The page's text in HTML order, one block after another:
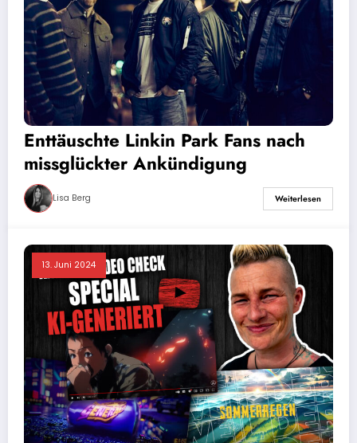
Enttäuschte Linkin Park Fans nach
missglückter Ankündigung
Lisa Berg Weiterlesen
13. Juni 2024